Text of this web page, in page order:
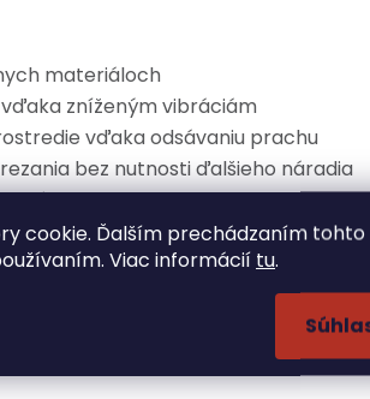
cookie. Ďalším prechádzaním tohto
Viac informácií tu.
materiáloch
zníženým vibráciám
vďaka odsávaniu prachu
bez nutnosti ďalšieho náradia
práci
intenzívnom používaní